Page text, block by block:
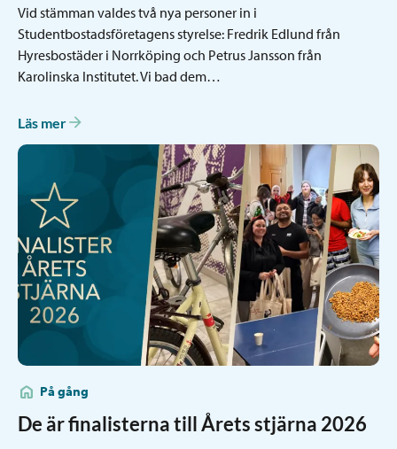
Vid stämman valdes två nya personer in i
Studentbostadsföretagens styrelse: Fredrik Edlund från
Hyresbostäder i Norrköping och Petrus Jansson från
Karolinska Institutet. Vi bad dem…
Läs mer
På gång
De är finalisterna till Årets stjärna 2026